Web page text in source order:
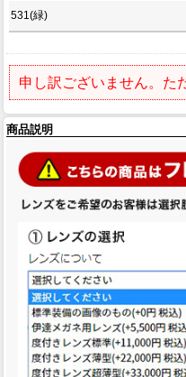
531(緑)
申し訳ございません。た
商品説明